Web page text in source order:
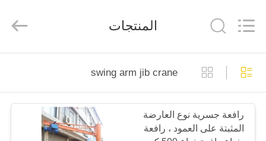
الصفحة
الرئيسية
منتجات
Industry
Co.,
Ltd..
Reserved.
المنتجات
swing arm jib crane
رافعة جسرية نوع العارضة
المثبتة على العمود ، رافعة